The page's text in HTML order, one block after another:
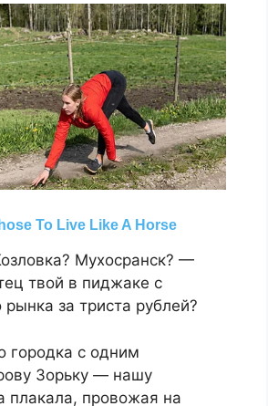
Мухосранск? —
твой в пиджаке с
за триста рублей?
городка с одним
Зорьку — нашу
плакала, провожая на